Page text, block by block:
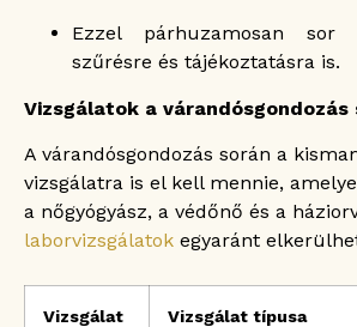
Ezzel párhuzamosan
szűrésre és tájékoztatásra is.
Vizsgálatok a várandósgondozás
A várandósgondozás során a
vizsgálatra is el kell mennie,
a nőgyógyász, a védőnő és a
laborvizsgálatok egyaránt
Vizsgálat
Vizsgálat típusa